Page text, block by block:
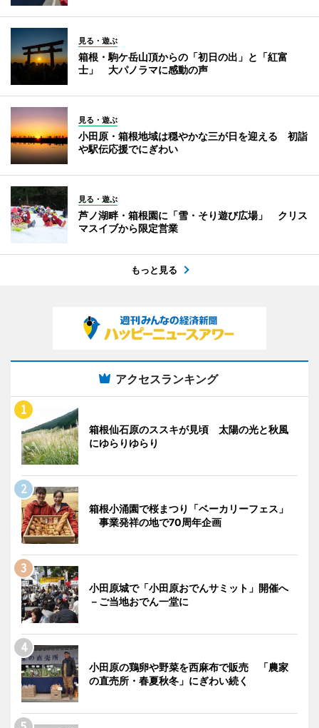
見る・遊ぶ
箱根・駒ケ岳山頂からの「初日の出」と「紅富
士」 大パノラマに感動の声
見る・遊ぶ
小田原・箱根地域は穏やかな三が日を迎える 初詣
や駅伝応援でにぎわい
見る・遊ぶ
芦ノ湖畔・箱根園に「雪・そり遊び広場」 クリス
マスイブから限定営業
もっと見る
アクセスランキング
箱根仙石原のススキが見頃 太陽の光と秋風
にゆらりゆらり
箱根小涌園で桜まつり「ベーカリーフェス」
事業発祥の地で70周年企画
小田原城で「小田原おでんサミット」開催へ
－ご当地おでん一堂に
小田原の鶏卵や野菜を西麻布で販売 「農家
の直売所・春夏秋冬」にぎわい続く